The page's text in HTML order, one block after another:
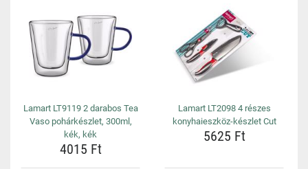
Lamart LT9119 2 darabos Tea
Vaso pohárkészlet, 300ml,
kék, kék
4015 Ft
Lamart LT2098 4 részes
konyhaieszköz-készlet Cut
5625 Ft